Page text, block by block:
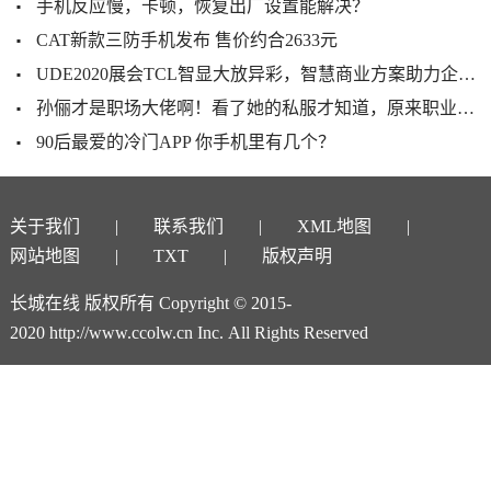
手机反应慢，卡顿，恢复出厂设置能解决？
CAT新款三防手机发布 售价约合2633元
UDE2020展会TCL智显大放异彩，智慧商业方案助力企业挖掘新价值
孙俪才是职场大佬啊！看了她的私服才知道，原来职业装这么好看
90后最爱的冷门APP 你手机里有几个？
关于我们 联系我们
XML地图
网站地图
TXT 版权声明
长城在线 版权所有 Copyright © 2015-
2020 http://www.ccolw.cn Inc. All Rights Reserved